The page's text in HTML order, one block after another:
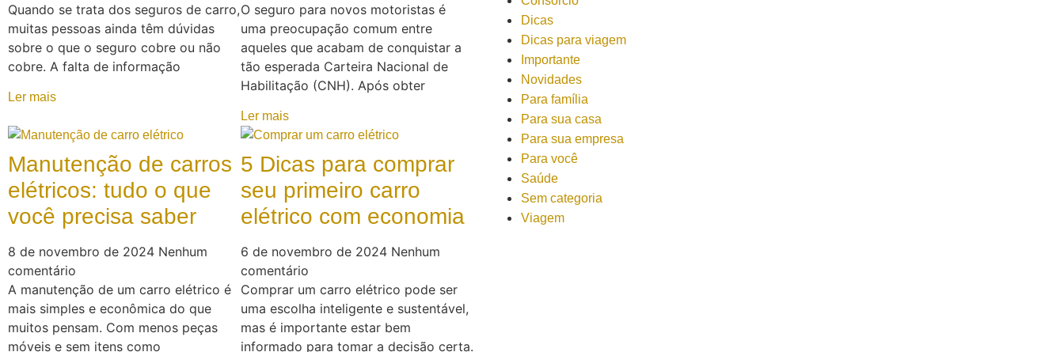
Quando se trata dos seguros de carro,
muitas pessoas ainda têm dúvidas
sobre o que o seguro cobre ou não
cobre. A falta de informação
Ler mais
O seguro para novos motoristas é
uma preocupação comum entre
aqueles que acabam de conquistar a
tão esperada Carteira Nacional de
Habilitação (CNH). Após obter
Ler mais
Manutenção de carros
elétricos: tudo o que
você precisa saber
8 de novembro de 2024 Nenhum
comentário
A manutenção de um carro elétrico é
mais simples e econômica do que
muitos pensam. Com menos peças
móveis e sem itens como
5 Dicas para comprar
seu primeiro carro
elétrico com economia
6 de novembro de 2024 Nenhum
comentário
Comprar um carro elétrico pode ser
uma escolha inteligente e sustentável,
mas é importante estar bem
informado para tomar a decisão certa.
Dicas
Dicas para viagem
Importante
Novidades
Para família
Para sua casa
Para sua empresa
Para você
Saúde
Sem categoria
Viagem